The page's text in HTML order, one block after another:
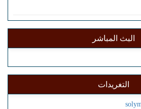
البث المباشر
التغريدات